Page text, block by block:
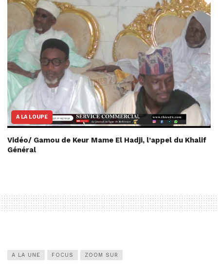
A LA LOUPE
Vidéo/ Gamou de Keur Mame El Hadji, l’appel du Khalif
Général
A LA UNE FOCUS ZOOM SUR